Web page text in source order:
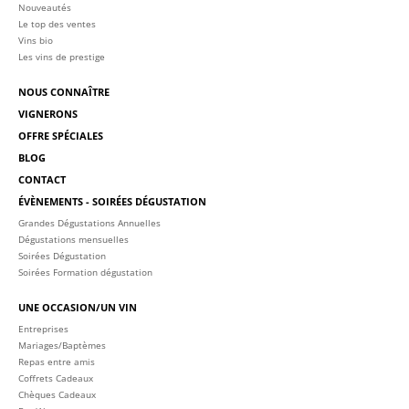
Nouveautés
Le top des ventes
Vins bio
Les vins de prestige
NOUS CONNAÎTRE
VIGNERONS
OFFRE SPÉCIALES
BLOG
CONTACT
ÉVÈNEMENTS - SOIRÉES DÉGUSTATION
Grandes Dégustations Annuelles
Dégustations mensuelles
Soirées Dégustation
Soirées Formation dégustation
UNE OCCASION/UN VIN
Entreprises
Mariages/Baptèmes
Repas entre amis
Coffrets Cadeaux
Chèques Cadeaux